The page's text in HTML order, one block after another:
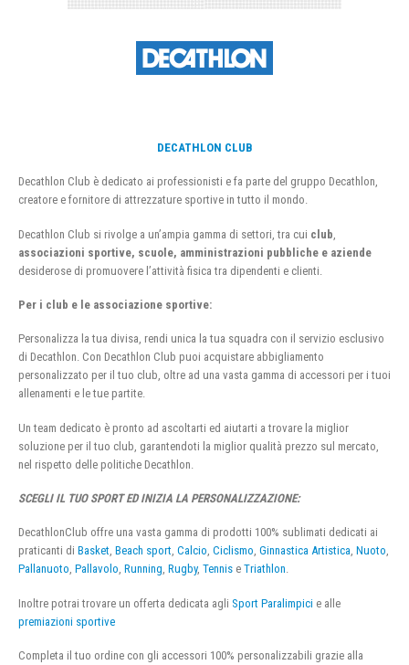
DECATHLON CLUB
Decathlon Club è dedicato ai professionisti e fa parte del gruppo Decathlon,
creatore e fornitore di attrezzature sportive in tutto il mondo.
Decathlon Club si rivolge a un’ampia gamma di settori, tra cui club
associazioni sportive, scuole, amministrazioni pubbliche e aziende
desiderose di promuovere l’attività fisica tra dipendenti e clienti.
Per i club e le associazione sportive:
Personalizza la tua divisa, rendi unica la tua squadra con il servizio esclusivo
di Decathlon. Con Decathlon Club puoi acquistare abbigliamento
personalizzato per il tuo club, oltre ad una vasta gamma di accessori per i tuoi
allenamenti e le tue partite.
Un team dedicato è pronto ad ascoltarti ed aiutarti a trovare la miglior
soluzione per il tuo club, garantendoti la miglior qualità prezzo sul mercato,
nel rispetto delle politiche Decathlon.
SCEGLI IL TUO SPORT ED INIZIA LA PERSONALIZZAZIONE:
DecathlonClub offre una vasta gamma di prodotti 100% sublimati dedicati ai
praticanti di Basket, Beach sport, Calcio, Ciclismo, Ginnastica Artistica, Nuoto,
Pallanuoto, Pallavolo, Running, Rugby, Tennis e Triathlon.
Inoltre potrai trovare un offerta dedicata agli Sport Paralimpici e alle
premiazioni sportive
Completa il tuo ordine con gli accessori 100% personalizzabili grazie alla